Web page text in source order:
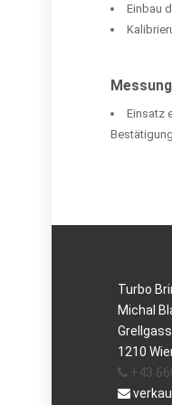
Einbau
Einsatz
Turbo
Michal
1210
+43